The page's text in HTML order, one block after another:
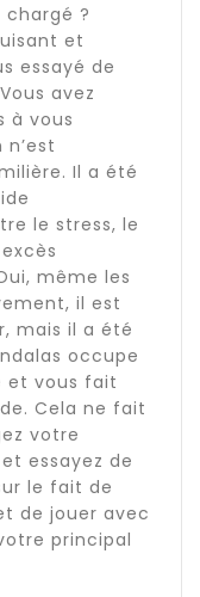
?
et
essayé de
avez
à vous
Il a été
le stress, le
même les
il est
mais il a été
occupe
et vous fait
Cela ne fait
votre
essayez de
le fait de
de jouer avec
principal